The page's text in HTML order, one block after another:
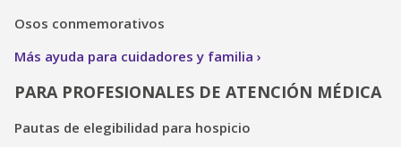
Osos conmemorativos
Más ayuda para cuidadores y familia
PARA PROFESIONALES DE ATENCIÓN MÉDICA
Pautas de elegibilidad para hospicio